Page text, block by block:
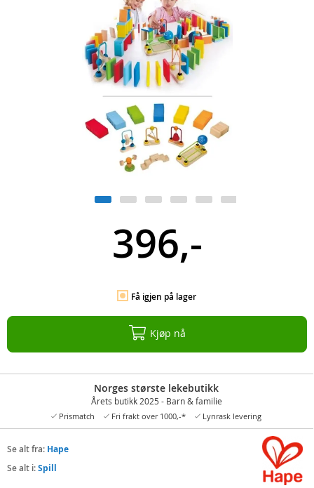
396,-
Få igjen på lager
Kjøp nå
Norges største lekebutikk
Årets butikk 2025 - Barn & familie
Prismatch Fri frakt over 1000,-* Lynrask levering
Se alt fra: Hape
Se alt i:Spill